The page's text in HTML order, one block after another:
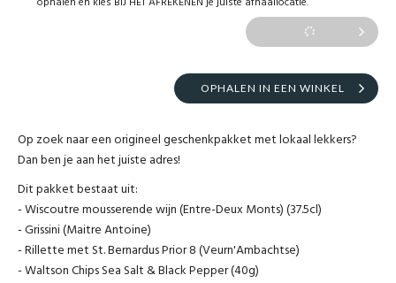
OPHALEN IN EEN WINKEL
Op zoek naar een origineel geschenkpakket met lokaal lekkers?
Dan ben je aan het juiste adres!
Dit pakket bestaat uit:
- Wiscoutre mousserende wijn (Entre-Deux Monts) (37.5cl)
- Grissini (Maitre Antoine)
- Rillette met St. Bernardus Prior 8 (Veurn'Ambachtse)
- Waltson Chips Sea Salt & Black Pepper (40g)